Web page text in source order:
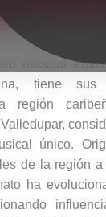
10 Mejores Vallenatos
musical
tiene
región
único.
de la región a
ha